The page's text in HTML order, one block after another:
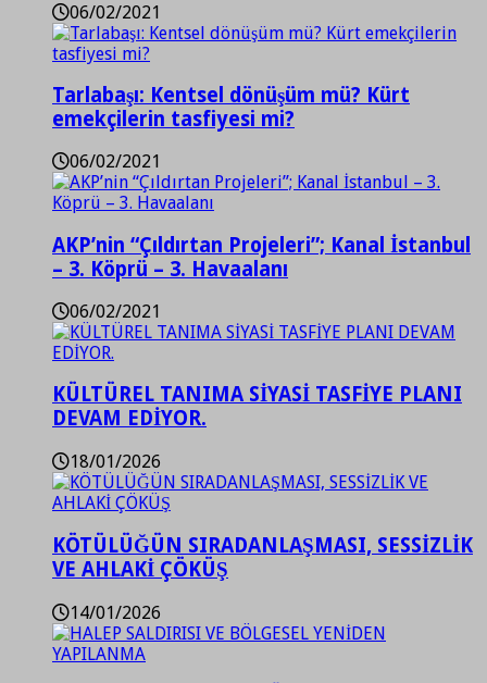
06/02/2021
Tarlabaşı: Kentsel dönüşüm mü? Kürt
emekçilerin tasfiyesi mi?
06/02/2021
AKP’nin “Çıldırtan Projeleri”; Kanal İstanbul
– 3. Köprü – 3. Havaalanı
06/02/2021
KÜLTÜREL TANIMA SİYASİ TASFİYE PLANI
DEVAM EDİYOR.
18/01/2026
KÖTÜLÜĞÜN SIRADANLAŞMASI, SESSİZLİK
VE AHLAKİ ÇÖKÜŞ
14/01/2026